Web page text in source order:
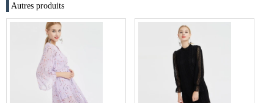
Autres produits